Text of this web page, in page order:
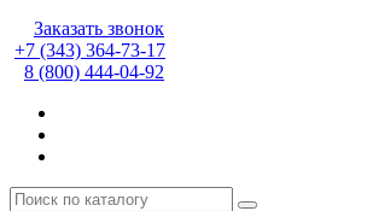
Заказать звонок
+7 (343) 364-73-17
8 (800) 444-04-92